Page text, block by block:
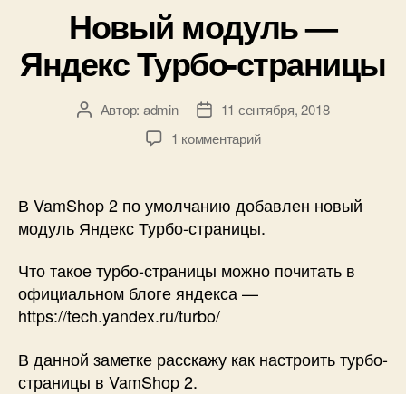
Новый модуль —
Яндекс Турбо-страницы
АвторАвтор: admin
Дата11 сентября, 2018
1 комментарийк
модуль
—
Яндекс
страницы
В VamShop 2 по умолчанию добавлен новый
модуль Яндекс Турбо-страницы.
Что такое турбо-страницы можно почитать в
официальном блоге яндекса —
https://tech.yandex.ru/turbo/
В данной заметке расскажу как настроить турбо-
страницы в VamShop 2.